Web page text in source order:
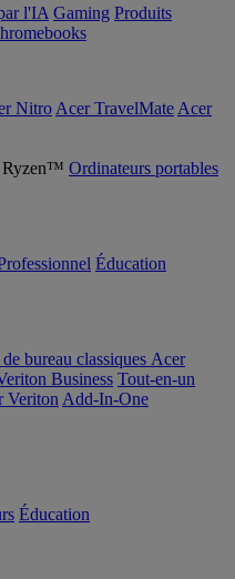
l'IA Gaming Produits
Nitro Acer TravelMate Acer
Ordinateurs portables
Éducation
bureau classiques Acer
Business Tout-en-un
Veriton Add-In-One
Éducation